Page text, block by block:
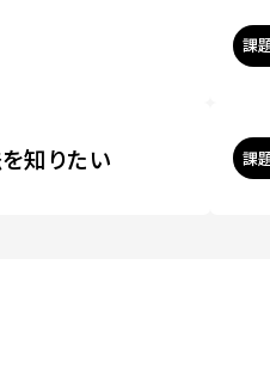
課
を知りたい 課